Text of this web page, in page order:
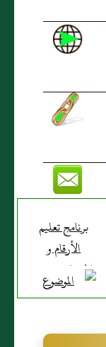
برنامج تعليم
الأرقام و
الحروف بصوت
الأرنب